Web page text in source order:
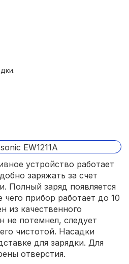
210 мл.
устройство работает
заряжать за счет
Полный заряд появляется
чего прибор работает до 10
из качественного
не потемнел, следует
чистотой. Насадки
для зарядки. Для
отверстия.